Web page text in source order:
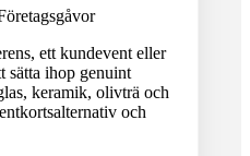
ett kundevent eller
sätta ihop genuint
keramik, olivträ och
och